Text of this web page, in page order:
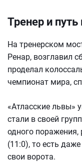
Тренер и
На тренерском
Ренар, возглавил
проделал
чемпионат мира,
«Атласские львы»
стали в своей
одного
(11:0), то есть
свои ворота.